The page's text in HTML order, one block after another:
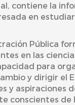
contiene la
en
Pública
en las
para
y dirigir el
y aspiraciones
conscientes de